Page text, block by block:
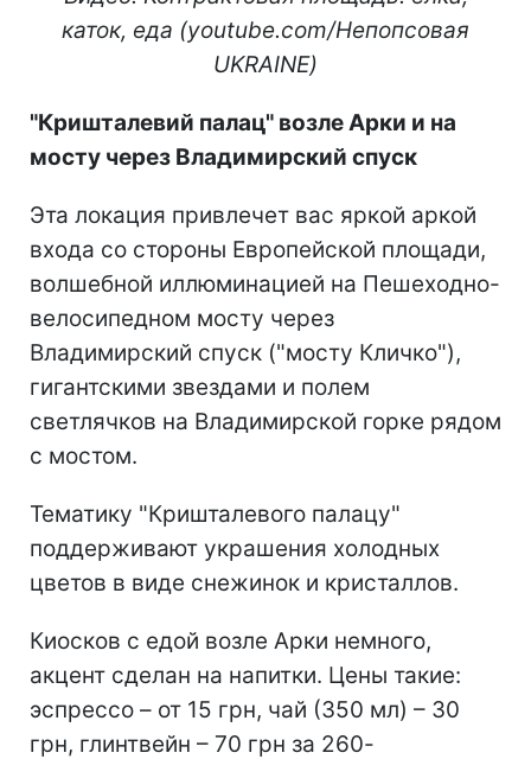
каток, еда (youtube.com/Непопсовая
UKRAINE)
"Кришталевий палац" возле Арки и на
мосту через Владимирский спуск
Эта локация привлечет вас яркой аркой
входа со стороны Европейской площади,
волшебной иллюминацией на Пешеходно-
велосипедном мосту через
Владимирский спуск ("мосту Кличко"),
гигантскими звездами и полем
светлячков на Владимирской горке рядом
с мостом.
Тематику "Кришталевого палацу"
поддерживают украшения холодных
цветов в виде снежинок и кристаллов.
Киосков с едой возле Арки немного,
акцент сделан на напитки. Цены такие:
эспрессо – от 15 грн, чай (350 мл) – 30
грн, глинтвейн – 70 грн за 260-